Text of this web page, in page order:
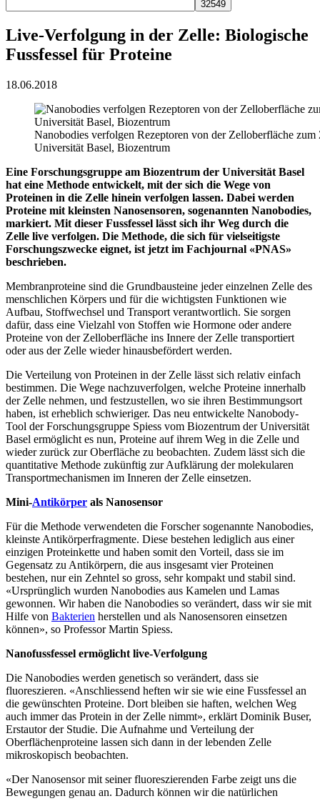
Live-Verfolgung in der Zelle: Biologische
Fussfessel für Proteine
18.06.2018
Nanobodies verfolgen Rezeptoren von der Zelloberfläche
Universität Basel, Biozentrum
Eine Forschungsgruppe am Biozentrum der Universität Basel
hat eine Methode entwickelt, mit der sich die Wege von
Proteinen in die Zelle hinein verfolgen lassen. Dabei werden
Proteine mit kleinsten Nanosensoren, sogenannten Nanobodies,
markiert. Mit dieser Fussfessel lässt sich ihr Weg durch die
Zelle live verfolgen. Die Methode, die sich für vielseitigste
Forschungszwecke eignet, ist jetzt im Fachjournal «PNAS»
beschrieben.
Membranproteine sind die Grundbausteine jeder einzelnen Zelle des
menschlichen Körpers und für die wichtigsten Funktionen wie
Aufbau, Stoffwechsel und Transport verantwortlich. Sie sorgen
dafür, dass eine Vielzahl von Stoffen wie Hormone oder andere
Proteine von der Zelloberfläche ins Innere der Zelle transportiert
oder aus der Zelle wieder hinausbefördert werden.
Die Verteilung von Proteinen in der Zelle lässt sich relativ einfach
bestimmen. Die Wege nachzuverfolgen, welche Proteine innerhalb
der Zelle nehmen, und festzustellen, wo sie ihren Bestimmungsort
haben, ist erheblich schwieriger. Das neu entwickelte Nanobody-
Tool der Forschungsgruppe Spiess vom Biozentrum der Universität
Basel ermöglicht es nun, Proteine auf ihrem Weg in die Zelle und
wieder zurück zur Oberfläche zu beobachten. Zudem lässt sich die
quantitative Methode zukünftig zur Aufklärung der molekularen
Transportmechanismen im Inneren der Zelle einsetzen.
Mini-Antikörper als Nanosensor
Für die Methode verwendeten die Forscher sogenannte Nanobodies,
kleinste Antikörperfragmente. Diese bestehen lediglich aus einer
einzigen Proteinkette und haben somit den Vorteil, dass sie im
Gegensatz zu Antikörpern, die aus insgesamt vier Proteinen
bestehen, nur ein Zehntel so gross, sehr kompakt und stabil sind.
«Ursprünglich wurden Nanobodies aus Kamelen und Lamas
gewonnen. Wir haben die Nanobodies so verändert, dass wir sie mit
Hilfe von Bakterien herstellen und als Nanosensoren einsetzen
können», so Professor Martin Spiess.
Nanofussfessel ermöglicht live-Verfolgung
Die Nanobodies werden genetisch so verändert, dass sie
fluoreszieren. «Anschliessend heften wir sie wie eine Fussfessel an
die gewünschten Proteine. Dort bleiben sie haften, welchen Weg
auch immer das Protein in der Zelle nimmt», erklärt Dominik Buser,
Erstautor der Studie. Die Aufnahme und Verteilung der
Oberflächenproteine lassen sich dann in der lebenden Zelle
mikroskopisch beobachten.
«Der Nanosensor mit seiner fluoreszierenden Farbe zeigt uns die
Bewegungen genau an. Dadurch können wir die natürlichen